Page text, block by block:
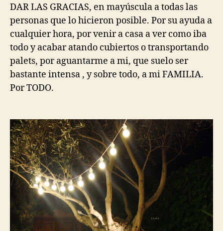
DAR LAS GRACIAS, en mayúscula a todas las
personas que lo hicieron posible. Por su ayuda a
cualquier hora, por venir a casa a ver como iba
todo y acabar atando cubiertos o transportando
palets, por aguantarme a mi, que suelo ser
bastante intensa , y sobre todo, a mi FAMILIA.
Por TODO.